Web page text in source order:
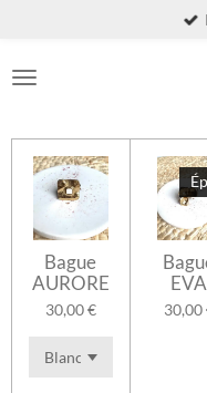
contenu
principal
Bague
AURORE
30,00 €
EVA
30,00